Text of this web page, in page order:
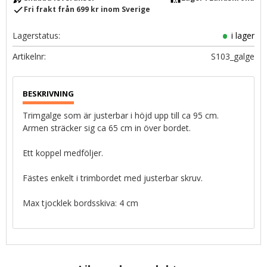
checkFri frakt från 699 kr inom Sverige
Lagerstatus
i lager
Artikelnr
S103_galge
Trimgalge som är justerbar i höjd upp till ca 95 cm.
Armen sträcker sig ca 65 cm in över bordet.
Ett koppel medföljer.
Fästes enkelt i trimbordet med justerbar skruv.
Max tjocklek bordsskiva: 4 cm